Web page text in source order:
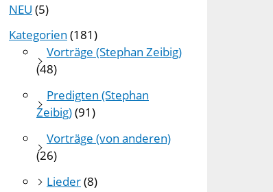
NEU (5)
Kategorien (181)
Vorträge (Stephan Zeibig)
(48)
Predigten (Stephan
Zeibig)(91)
Vorträge (von anderen)
(26)
Lieder(8)